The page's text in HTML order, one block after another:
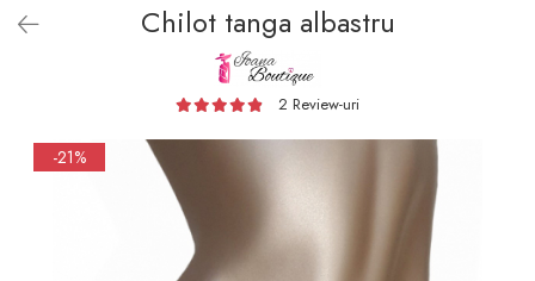
Chiloti tanga
Compleuri & body-uri
Costume de baie
Halate pareo
Chilot tanga albastru
2 Review-uri
-21%